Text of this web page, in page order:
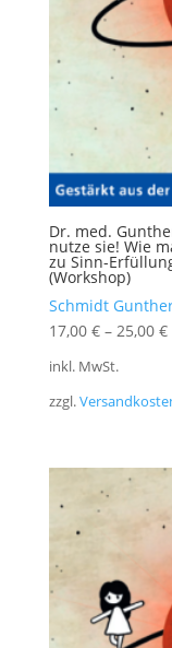
Dr. med.
nutze sie! Wie
zu Sinn-
(Workshop)
Schmidt
17,00 €– 25,00 €
inkl. MwSt.
zzgl.